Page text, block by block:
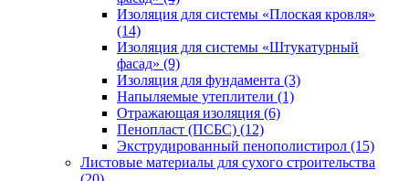
Изоляция для системы «Плоская кровля»
(14)
Изоляция для системы «Штукатурный
фасад» (9)
Изоляция для фундамента (3)
Напыляемые утеплители (1)
Отражающая изоляция (6)
Пенопласт (ПСБС) (12)
Экструдированный пенополистирол (15)
Листовые материалы для сухого строительства